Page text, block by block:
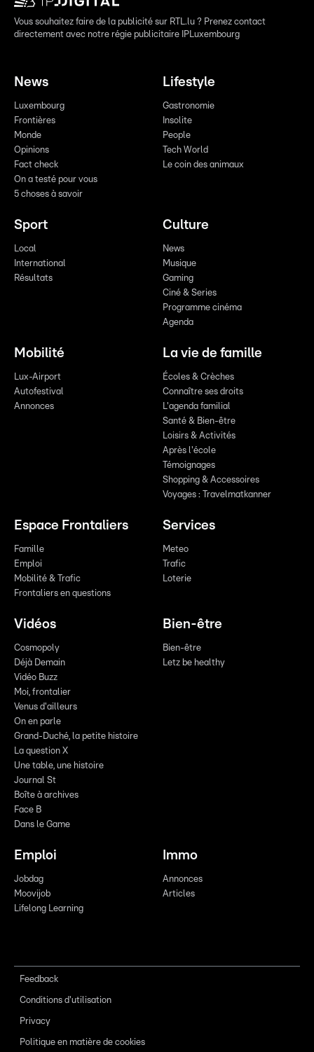
Vous souhaitez faire de la publicité sur RTL.lu ? Prenez contact
directement avec notre régie publicitaire IPLuxembourg
News
Luxembourg
Frontières
Monde
Opinions
Fact check
On a testé pour vous
5 choses à savoir
Lifestyle
Gastronomie
Insolite
People
Tech World
Le coin des animaux
Sport
Local
International
Résultats
Culture
News
Musique
Gaming
Ciné & Series
Programme cinéma
Agenda
Mobilité
Lux-Airport
Autofestival
Annonces
La vie de famille
Écoles & Crèches
Connaître ses droits
L'agenda familial
Santé & Bien-être
Loisirs & Activités
Après l'école
Témoignages
Shopping & Accessoires
Voyages : Travelmatkanner
Espace Frontaliers
Famille
Emploi
Mobilité & Trafic
Frontaliers en questions
Services
Meteo
Trafic
Loterie
Vidéos
Cosmopoly
Déjà Demain
Vidéo Buzz
Moi, frontalier
Venus d'ailleurs
On en parle
Grand-Duché, la petite histoire
La question X
Une table, une histoire
Journal St
Boîte à archives
Face B
Dans le Game
Bien-être
Bien-être
Letz be healthy
Emploi
Jobdag
Moovijob
Lifelong Learning
Immo
Annonces
Articles
Feedback
Conditions d'utilisation
Privacy
Politique en matière de cookies